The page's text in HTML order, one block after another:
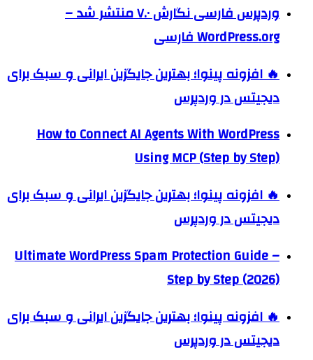
وردپرس فارسی نگارش ۷.۰ منتشر شد –
WordPress.org فارسی
🔥 افزونه پینوا؛ بهترین جایگزین ایرانی و سبک برای
دیجیتس در وردپرس
How to Connect AI Agents With WordPress
Using MCP (Step by Step)
🔥 افزونه پینوا؛ بهترین جایگزین ایرانی و سبک برای
دیجیتس در وردپرس
Ultimate WordPress Spam Protection Guide –
Step by Step (2026)
🔥 افزونه پینوا؛ بهترین جایگزین ایرانی و سبک برای
دیجیتس در وردپرس